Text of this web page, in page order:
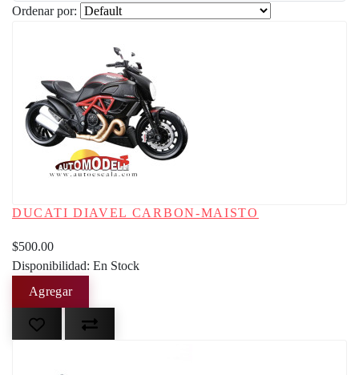
Ordenar por:
DUCATI DIAVEL CARBON-MAISTO
$500.00
Disponibilidad: En Stock